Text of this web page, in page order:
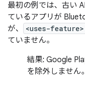
最初の例では、古い
ているアプリが
が、
<uses-feature>
ていません。
結果: Google
を除外しません。